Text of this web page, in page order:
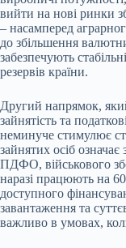
вийти на нові ринки
– насамперед
до збільшення
забезпечують
резервів країни.
Другий напрямок,
зайнятість та
неминуче стимулює
зайнятих осіб
ПДФО, військового
наразі працюють на
доступного
завантаження та
важливо в умовах,